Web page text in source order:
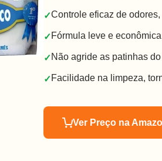
✓Controle eficaz de
✓Fórmula leve e
✓Não agride as patinhas
✓Facilidade na limpeza,
Ver Preço na